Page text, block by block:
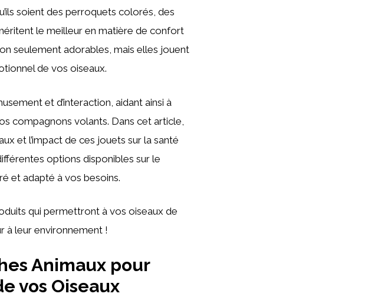
soient des perroquets colorés, des
le meilleur en matière de confort
seulement adorables, mais elles jouent
de vos oiseaux.
et d’interaction, aidant ainsi à
compagnons volants. Dans cet article,
et l’impact de ces jouets sur la santé
options disponibles sur le
et adapté à vos besoins.
qui permettront à vos oiseaux de
à leur environnement !
Animaux pour
vos Oiseaux